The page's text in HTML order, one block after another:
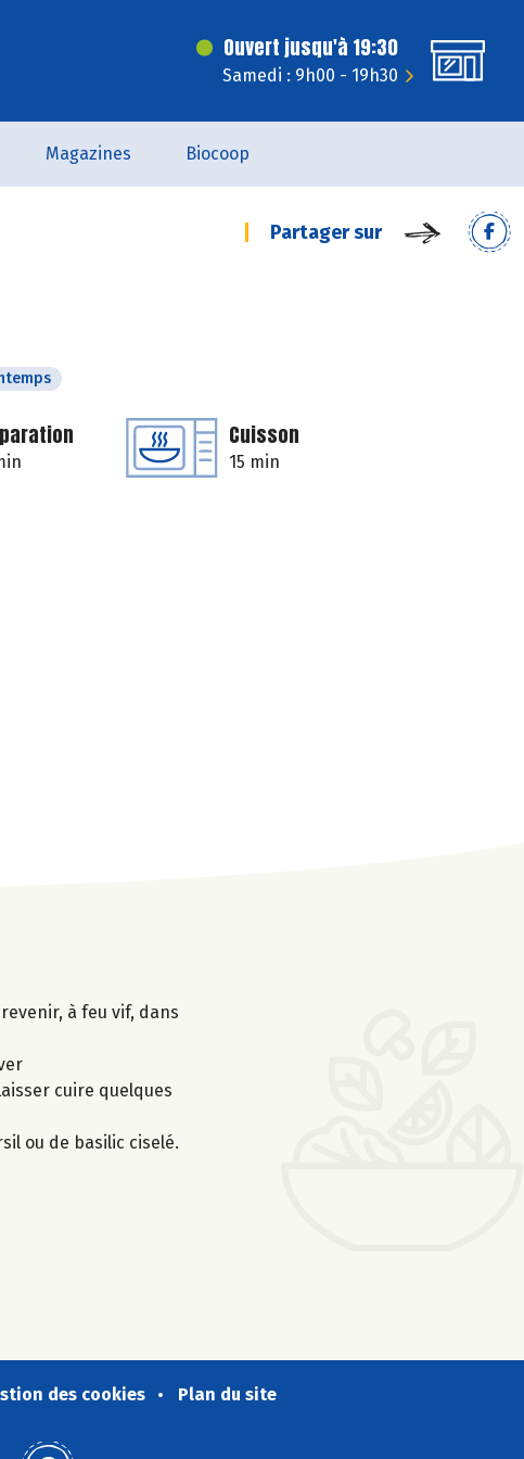
Ouvert jusqu'à 19:30
Samedi : 9h00 - 19h30
Magazines Biocoop
Partager sur
Cuisson
15 min
à feu vif, dans
cuire quelques
ou de basilic ciselé.
des cookies Plan du site